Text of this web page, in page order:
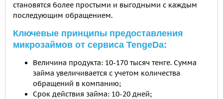
становятся более простыми и выгодными с каждым
последующим обращением.
Ключевые принципы предоставления
микрозаймов от сервиса TengeDa:
Величина продукта: 10-170 тысяч тенге. Сумма
займа увеличивается с учетом количества
обращений в компанию;
Срок действия займа: 10-20 дней;